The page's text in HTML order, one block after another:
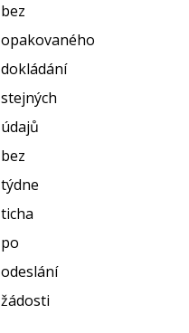
bez
opakovaného
dokládání
stejných
údajů
bez
týdne
ticha
po
odeslání
žádosti